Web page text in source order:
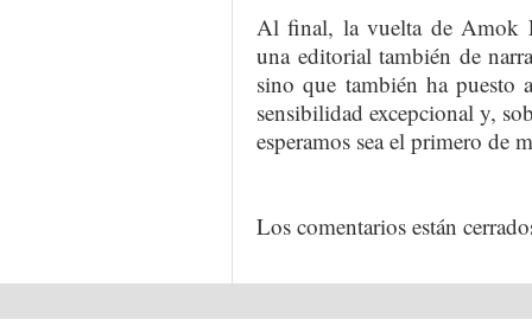
Al final, la vuelta de Amok
una editorial también de
sino que también ha puesto
sensibilidad excepcional y,
esperamos sea el primero de
Los comentarios están